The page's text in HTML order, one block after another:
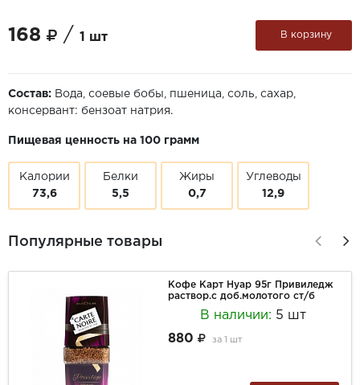
168 / 1 шт В корзину
Состав: Вода, соевые бобы, пшеница, соль, сахар,
консервант: бензоат натрия.
Пищевая ценность на 100 грамм
Калории
73,6
Белки
5,5
Жиры
0,7
Углеводы
12,9
Популярные товары
Кофе Карт Нуар 95г Привиледж
раствор.с доб.молотого ст/б
В наличии: 5 шт
880
за 1 шт